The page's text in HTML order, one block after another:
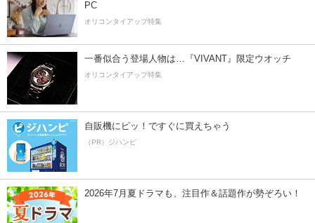
PC
オリコンタイアップ特集
一番似合う登場人物は…『VIVANT』限定ウオッチ
オリコンタイアップ特集
自販機にピッ！ですぐに買えちゃう
（PR）ジハンピ
2026年7月夏ドラマも、注目作＆話題作が勢ぞろい！